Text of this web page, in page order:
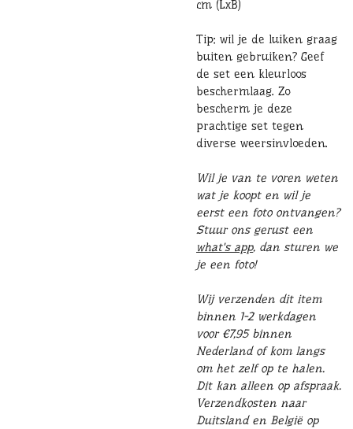
cm (LxB)
Tip: wil je de luiken graag
buiten gebruiken? Geef
de set een kleurloos
beschermlaag. Zo
bescherm je deze
prachtige set tegen
diverse weersinvloeden.
Wil je van te voren weten
wat je koopt en wil je
eerst een foto ontvangen?
Stuur ons gerust een
what's app, dan sturen we
je een foto!
Wij verzenden dit item
binnen 1-2 werkdagen
voor €7,95 binnen
Nederland of kom langs
om het zelf op te halen.
Dit kan alleen op afspraak.
Verzendkosten naar
Duitsland en België op